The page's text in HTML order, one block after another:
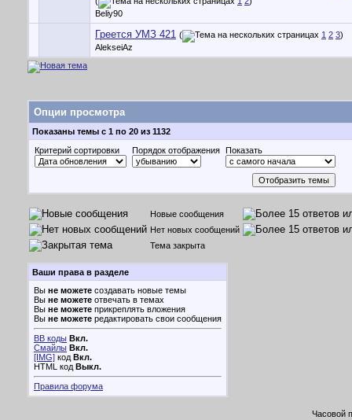
Beliy90
Греется УМЗ 421 ( 1 2 3)
AlekseiAz
Опции просмотра
Показаны темы с 1 по 20 из 1132
Критерий сортировки
Порядок отображения Показать
Новые сообщения
Нет новых сообщений
Тема закрыта
Ваши права в разделе
Вы не можете создавать новые темы
Вы не можете отвечать в темах
Вы не можете прикреплять вложения
Вы не можете редактировать свои сообщения
BB коды Вкл.
Смайлы Вкл.
[IMG] код Вкл.
HTML код Выкл.
Правила форума
Часовой